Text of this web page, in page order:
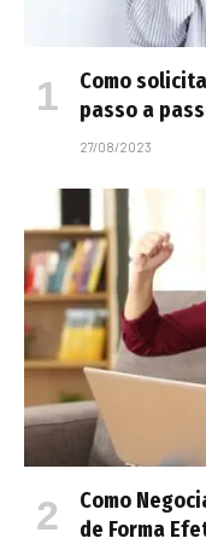
Como
passo a
27/08/2023
Como
de Forma